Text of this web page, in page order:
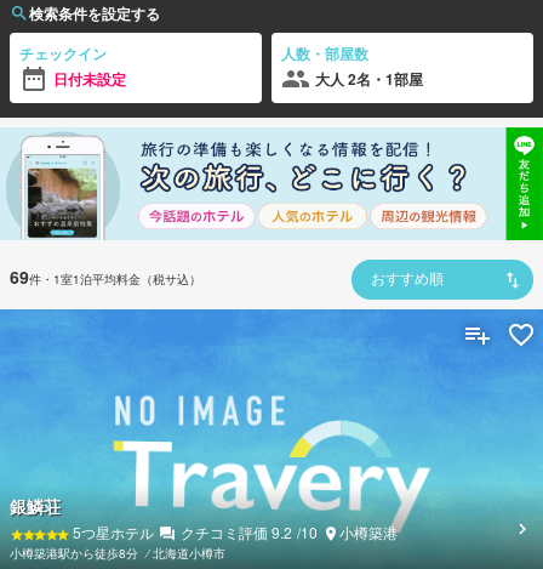
検索条件を設定する
チェックイン
日付未設定
人数・部屋数
大人 2名・1部屋
69件 ・1室1泊平均料金（税サ込） おすすめ順
銀鱗荘
5つ星ホテル クチコミ評価9.2 /10 小樽築港
小樽築港駅から徒歩8分 ⁄北海道小樽市